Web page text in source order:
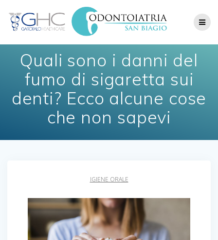
to
content
Quali sono i danni del
fumo di sigaretta sui
denti? Ecco alcune cose
che non sapevi
IGIENE ORALE